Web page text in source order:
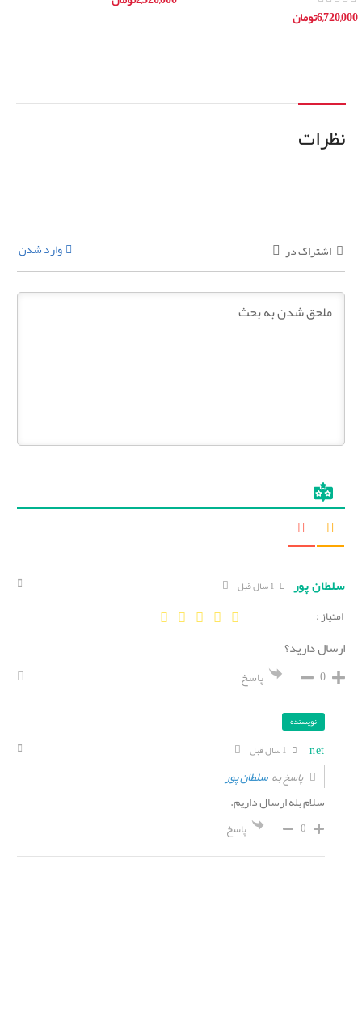
6,720,000تومان
نظرات
اشتراک در وارد شدن
سلطان پور
امتیاز :
ارسال دارید؟
0 پاسخ
نویسنده
net
پاسخ بهسلطان پور
سلام بله ارسال داریم.
0 پاسخ